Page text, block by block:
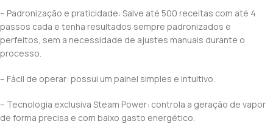
– Padronização e praticidade: Salve até 500 receitas com até 4
passos cada e tenha resultados sempre padronizados e
perfeitos, sem a necessidade de ajustes manuais durante o
processo.
– Fácil de operar: possui um painel simples e intuitivo.
– Tecnologia exclusiva Steam Power: controla a geração de vapor
de forma precisa e com baixo gasto energético.